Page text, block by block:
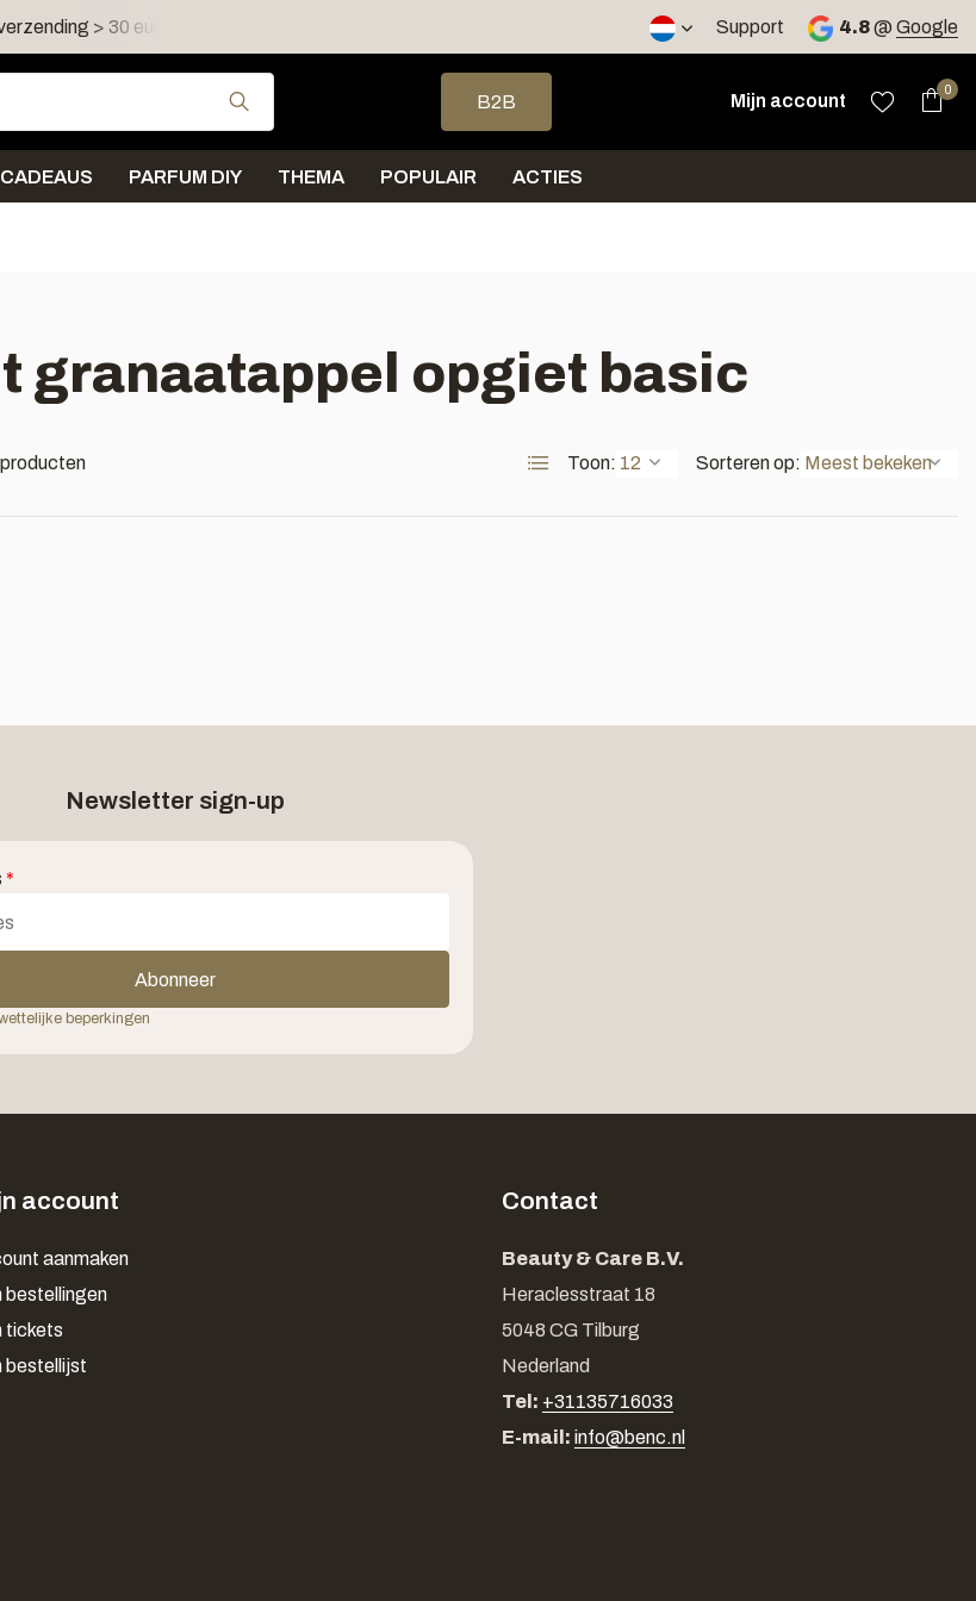
> 30 euro in NL en BE Support 4.8@ Google
Gebruik de pijltjes op en neer om een beschikbaar resultaat te selecteren. Druk
B2B
Mijn account
0
CADEAUS PARFUM DIY THEMA POPULAIR ACTIES
granaatappel opgiet basic
Toon: Sorteren op:
Newsletter sign-up
*
Abonneer
beperkingen
account
aanmaken
bestellingen
tickets
bestellijst
Contact
Beauty & Care B.V.
Heraclesstraat 18
5048 CG Tilburg
Nederland
Tel: +31135716033
E-mail: info@benc.nl